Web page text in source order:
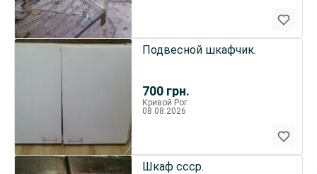
700 грн.
Подвесной шкафчик.
Кривой Рог
08.08.2026
Шкаф ссср.